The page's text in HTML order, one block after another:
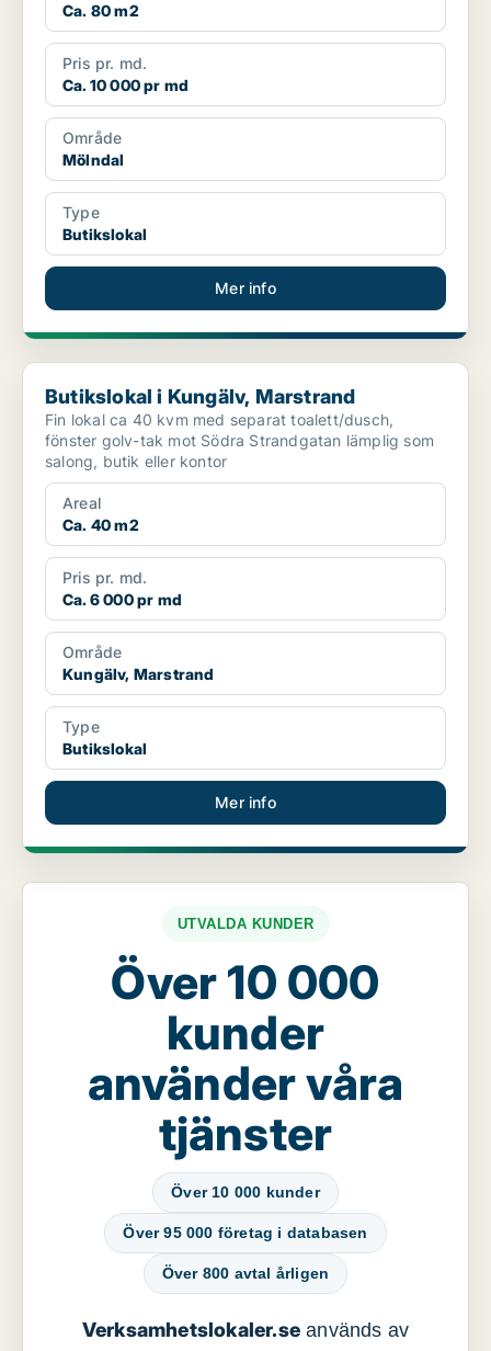
Ca. 80 m2
Pris pr. md.
Ca. 10 000 pr md
Område
Mölndal
Type
Butikslokal
Mer info
Butikslokal i Kungälv, Marstrand
Butikslokal i Kungälv, Marstrand
Fin lokal ca 40 kvm med separat toalett/dusch,
fönster golv-tak mot Södra Strandgatan lämplig som
salong, butik eller kontor
Areal
Ca. 40 m2
Pris pr. md.
Ca. 6 000 pr md
Område
Kungälv, Marstrand
Type
Butikslokal
Mer info
UTVALDA KUNDER
Över 10 000
kunder
använder våra
tjänster
Över 10 000 kunder
Över 95 000 företag i databasen
Över 800 avtal årligen
Verksamhetslokaler.se används av